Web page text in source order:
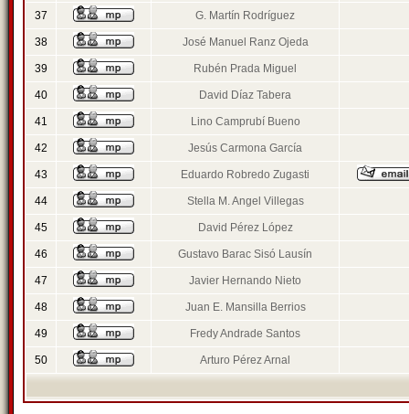
37 G. Martín Rodríguez
38 José Manuel Ranz Ojeda
39 Rubén Prada Miguel
40 David Díaz Tabera
41 Lino Camprubí Bueno
42 Jesús Carmona García
43 Eduardo Robredo Zugasti
44 Stella M. Angel Villegas
45 David Pérez López
46 Gustavo Barac Sisó Lausín
47 Javier Hernando Nieto
48 Juan E. Mansilla Berrios
49 Fredy Andrade Santos
50 Arturo Pérez Arnal